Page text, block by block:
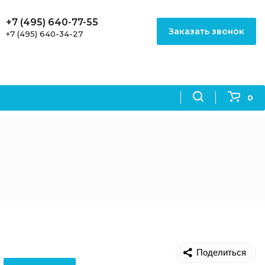
0
+7 (495) 640-77-55
+7 (495) 640-34-27 Заказать звонок
Поделиться